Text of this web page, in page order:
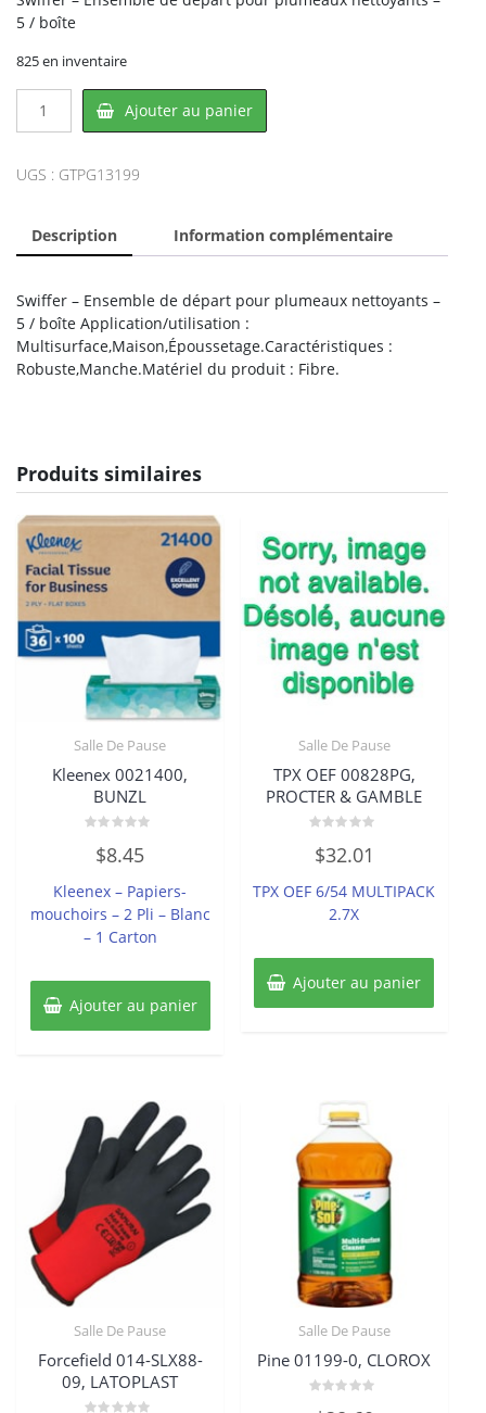
5 / boîte
825 en inventaire
PG13199,
GAMBLE
Ajouter au panier
UGS : GTPG13199
Description Information complémentaire
Swiffer – Ensemble de départ pour plumeaux nettoyants –
5 / boîte Application/utilisation :
Multisurface,Maison,Époussetage.Caractéristiques :
Robuste,Manche.Matériel du produit : Fibre.
Produits similaires
Salle De Pause
Kleenex 0021400,
BUNZL
sur
$8.45
Kleenex – Papiers-
mouchoirs – 2 Pli – Blanc
– 1 Carton
Ajouter au panier
Salle De Pause
TPX OEF 00828PG,
PROCTER & GAMBLE
0
sur
$32.01
TPX OEF 6/54 MULTIPACK
2.7X
Ajouter au panier
Salle De Pause
Forcefield 014-SLX88-
09, LATOPLAST
Salle De Pause
Pine 01199-0, CLOROX